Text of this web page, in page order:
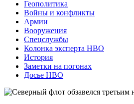
Геополитика
Войны и конфликты
Армии
Вооружения
Спецслужбы
Колонка эксперта НВО
История
Заметки на погонах
Досье НВО